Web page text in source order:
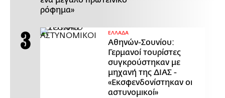
ρόφημα»
ΕΛΛΑΔΑ
Αθηνών-Σουνίου:
Γερμανοί τουρίστες
συγκρούστηκαν με
μηχανή της ΔΙΑΣ -
«Εκσφενδονίστηκαν οι
αστυνομικοί»